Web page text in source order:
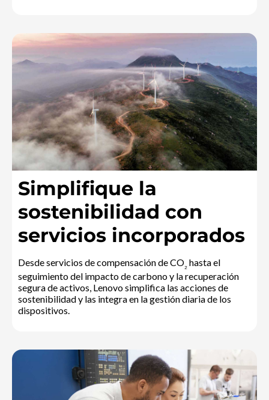
Simplifique la
sostenibilidad con
servicios incorporados
Desde servicios de compensación de CO₂hasta el
seguimiento del impacto de carbono y la recuperación
segura de activos, Lenovo simplifica las acciones de
sostenibilidad y las integra en la gestión diaria de los
dispositivos.